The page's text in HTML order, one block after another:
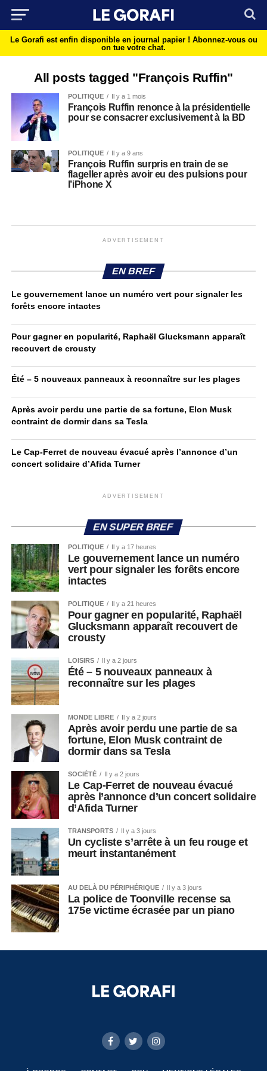
Le Gorafi est enfin disponible en journal papier ! Abonnez-vous ou
on tue votre chat.
All posts tagged "François Ruffin"
POLITIQUE Il y a 1 mois
François Ruffin renonce à la présidentielle
pour se consacrer exclusivement à la BD
POLITIQUE Il y a 9 ans
François Ruffin surpris en train de se
flageller après avoir eu des pulsions pour
l’iPhone X
ADVERTISEMENT
EN BREF
Le gouvernement lance un numéro vert pour signaler les
forêts encore intactes
Pour gagner en popularité, Raphaël Glucksmann apparaît
recouvert de crousty
Été – 5 nouveaux panneaux à reconnaître sur les plages
Après avoir perdu une partie de sa fortune, Elon Musk
contraint de dormir dans sa Tesla
Le Cap-Ferret de nouveau évacué après l’annonce d’un
concert solidaire d’Afida Turner
ADVERTISEMENT
EN SUPER BREF
POLITIQUE Il y a 17 heures
Le gouvernement lance un numéro
vert pour signaler les forêts encore
intactes
POLITIQUE Il y a 21 heures
Pour gagner en popularité, Raphaël
Glucksmann apparaît recouvert de
crousty
LOISIRS Il y a 2 jours
Été – 5 nouveaux panneaux à
reconnaître sur les plages
MONDE LIBRE Il y a 2 jours
Après avoir perdu une partie de sa
fortune, Elon Musk contraint de
dormir dans sa Tesla
SOCIÉTÉ Il y a 2 jours
Le Cap-Ferret de nouveau évacué
après l’annonce d’un concert solidaire
d’Afida Turner
TRANSPORTS Il y a 3 jours
Un cycliste s’arrête à un feu rouge et
meurt instantanément
AU DELÀ DU PÉRIPHÉRIQUE Il y a 3 jours
La police de Toonville recense sa
175e victime écrasée par un piano